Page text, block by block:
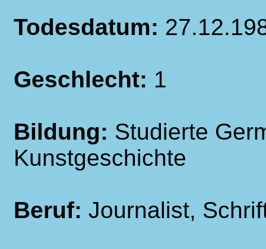
Todesdatum:
Geschlecht: 1
Bildung: Studierte
Kunstgeschichte
Beruf: Journalist,